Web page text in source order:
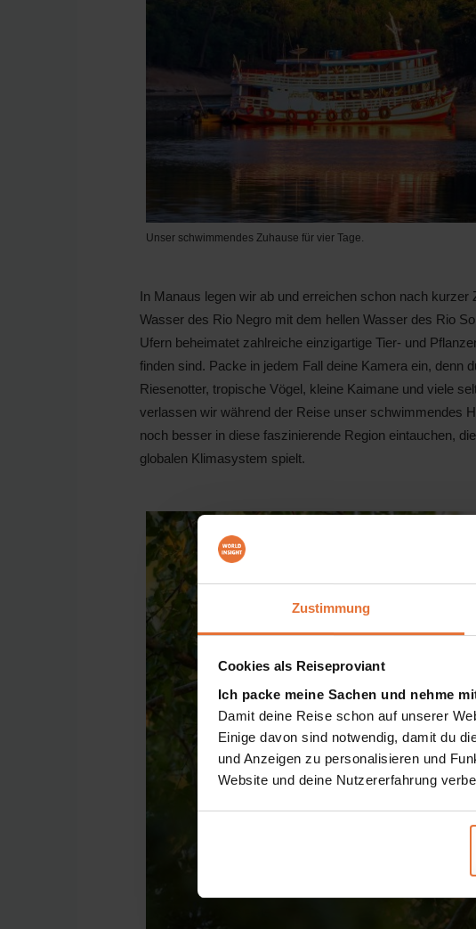
Zustimmung
Cookies als Reiseproviant
Ich packe meine Sachen und nehme
Damit deine Reise schon auf unserer
Einige davon sind notwendig, damit du
und Anzeigen zu personalisieren und
Website und deine Nutzererfahrung
Unser schwimmendes Zuhause für vier Tage.
In Manaus legen wir ab und erreichen schon nach kurzer
Wasser des Rio Negro mit dem hellen Wasser des Rio
Ufern beheimatet zahlreiche einzigartige Tier- und
finden sind. Packe in jedem Fall deine Kamera ein, denn
Riesenotter, tropische Vögel, kleine Kaimane und viele
verlassen wir während der Reise unser schwimmendes
noch besser in diese faszinierende Region eintauchen,
globalen Klimasystem spielt.